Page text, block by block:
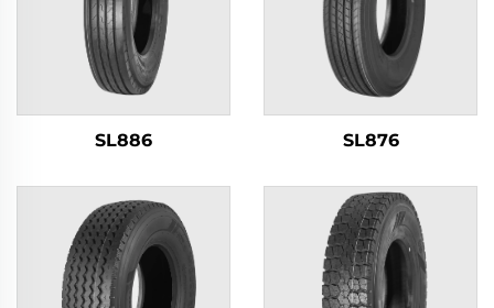
SL876
SL886